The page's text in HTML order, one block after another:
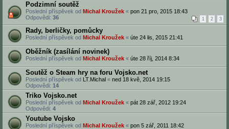
Podzimní soutěž
Poslední příspěvek od Michal Kroužek « pon 21 pro, 2015 18:43
Odpovědi: 36 1 2 3
Rady, berličky, pomůcky
Poslední příspěvek od Michal Kroužek « úte 24 lis, 2015 21:41
Oběžník (zasílání novinek)
Poslední příspěvek od Michal Kroužek « úte 28 říj, 2014 8:34
Soutěž o Steam hry na foru Vojsko.net
Poslední příspěvek od LT.Michal « ned 18 kvě, 2014 19:15
Odpovědi: 14
Triko Vojsko.net
Poslední příspěvek od Michal Kroužek « pát 28 zář, 2012 19:24
Odpovědi: 4
Youtube Vojsko
Poslední příspěvek od Michal Kroužek « pon 5 zář, 2011 18:42